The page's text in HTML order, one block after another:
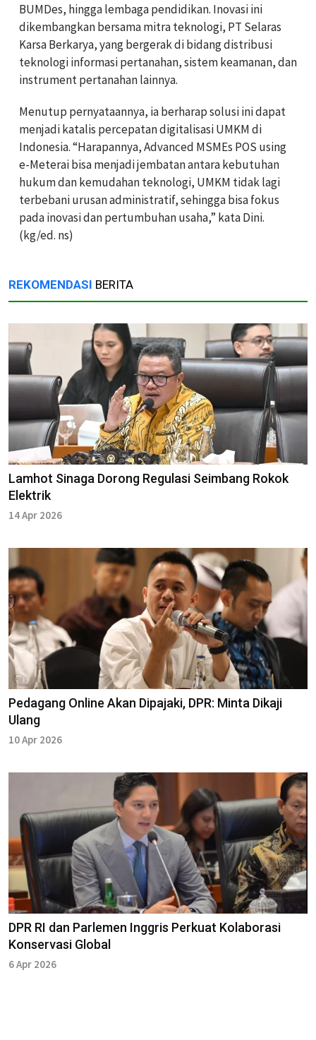
BUMDes, hingga lembaga pendidikan. Inovasi ini
dikembangkan bersama mitra teknologi, PT Selaras
Karsa Berkarya, yang bergerak di bidang distribusi
teknologi informasi pertanahan, sistem keamanan, dan
instrument pertanahan lainnya.
Menutup pernyataannya, ia berharap solusi ini dapat
menjadi katalis percepatan digitalisasi UMKM di
Indonesia. “Harapannya, Advanced MSMEs POS using
e-Meterai bisa menjadi jembatan antara kebutuhan
hukum dan kemudahan teknologi, UMKM tidak lagi
terbebani urusan administratif, sehingga bisa fokus
pada inovasi dan pertumbuhan usaha,” kataDini.
(kg/ed. ns)
REKOMENDASI BERITA
Lamhot Sinaga Dorong Regulasi Seimbang Rokok
Elektrik
14 Apr 2026
Pedagang Online Akan Dipajaki, DPR: Minta Dikaji
Ulang
10 Apr 2026
DPR RI dan Parlemen Inggris Perkuat Kolaborasi
Konservasi Global
6 Apr 2026